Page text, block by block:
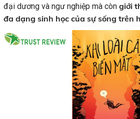
đại dương và ngư nghiệp mà còn giới
đa dạng sinh học của sự sống trên